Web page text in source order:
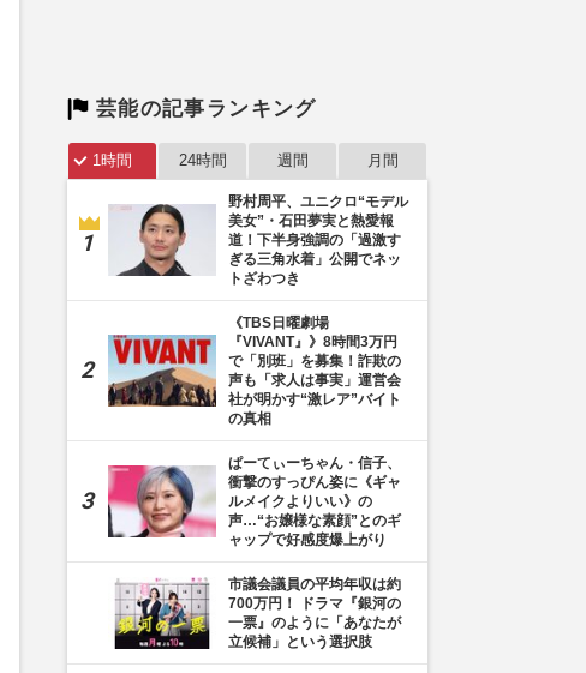
芸能の記事ランキング
1時間 24時間 週間 月間
野村周平、ユニクロ“モデル
美女”・石田夢実と熱愛報
道！下半身強調の「過激す
ぎる三角水着」公開でネッ
トざわつき
《TBS日曜劇場
『VIVANT』》8時間3万円
で「別班」を募集！詐欺の
声も「求人は事実」運営会
社が明かす“激レア”バイト
の真相
ぱーてぃーちゃん・信子、
衝撃のすっぴん姿に《ギャ
ルメイクよりいい》の
声…“お嬢様な素顔”とのギ
ャップで好感度爆上がり
市議会議員の平均年収は約
700万円！ ドラマ『銀河の
一票』のように「あなたが
立候補」という選択肢